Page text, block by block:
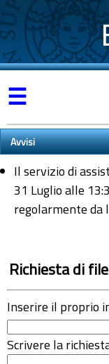
☰
Avvisi
Il servizio di
31 Luglio alle
regolarmente da
Richiesta di
Inserire il proprio
Scrivere la